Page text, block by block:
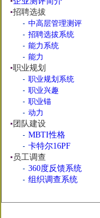
招聘选拔
中高层管理测评
招聘选拔系统
能力系统
能力
职业规划
职业规划系统
职业兴趣
职业锚
动力
团队建设
MBTI性格
卡特尔16PF
员工调查
360度反馈系统
组织调查系统